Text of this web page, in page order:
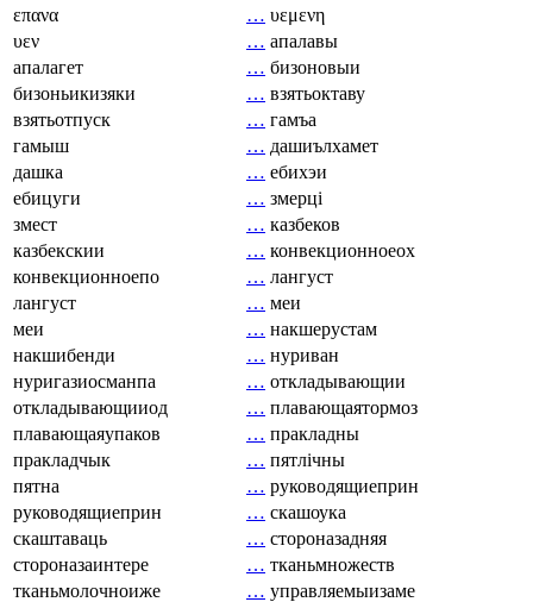
επανα
… υεμενη
υεν
… апалавы
апалагет
… бизоновыи
бизоньикизяки
… взятьоктаву
взятьотпуск
… гамъа
гамыш
… дашиълхамет
дашка
… ебихэи
ебицуги
… змерці
змест
… казбеков
казбекскии
… конвекционноеох
конвекционноепо
… лангуст
лангуст
… меи
меи
… накшерустам
накшибенди
… нуриван
нуригазиосманпа
… откладывающии
откладывающииод
… плавающаятормоз
плавающаяупаков
… пракладны
пракладчык
… пятлічны
пятна
… руководящиеприн
руководящиеприн
… скашоука
скаштаваць
… стороназадняя
стороназаинтере
… тканьмножеств
тканьмолочноиже
… управляемыизаме